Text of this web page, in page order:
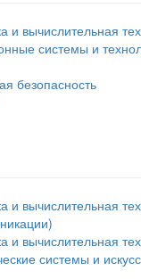
и вычислительная
системы и
безопасность
и вычислительная
и вычислительная
системы и